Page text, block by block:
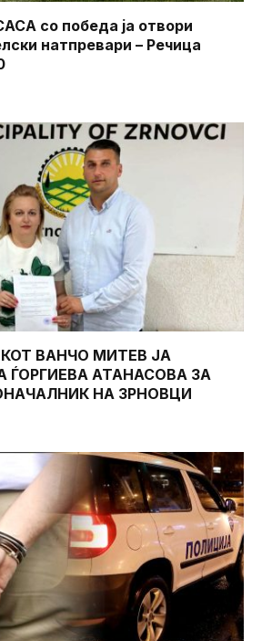
со победа ја отвори
натпревари – Речица
ВАНЧО МИТЕВ ЈА
ЃОРГИЕВА АТАНАСОВА ЗА
НА ЗРНОВЦИ